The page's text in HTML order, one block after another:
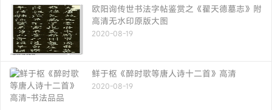
欧阳询传世书法字帖鉴赏之《翟天德墓志》附
高清无水印原版大图
2020-08-19
鲜于枢《醉时歌等唐人诗十二首》高清
2020-08-19